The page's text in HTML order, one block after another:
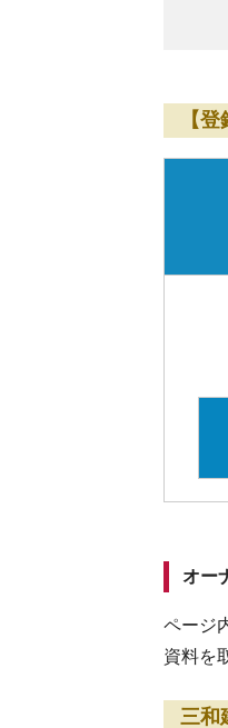
【
オー
ページ
資料を
三和